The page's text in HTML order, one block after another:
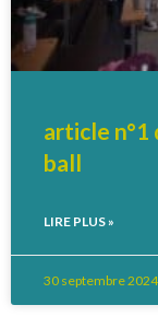
article n°1
ball
LIRE PLUS »
30 septembre 2024